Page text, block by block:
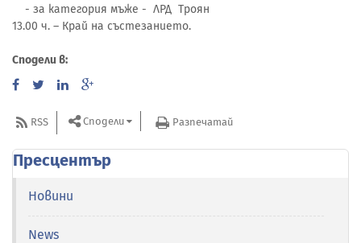
- за категория мъже - ЛРД Троян
13.00 ч. – Край на състезанието.
Сподели в:
RSS Сподели Разпечатай
Пресцентър
Новини
News